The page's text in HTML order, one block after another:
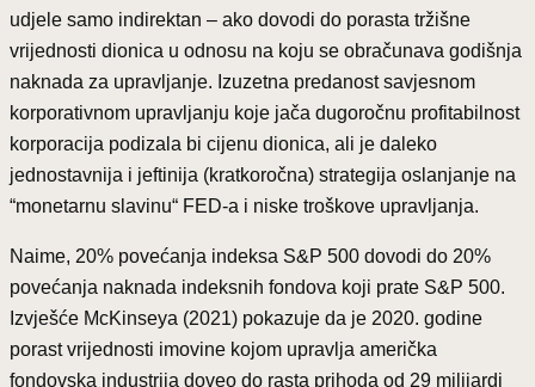
udjele samo indirektan – ako dovodi do porasta tržišne
vrijednosti dionica u odnosu na koju se obračunava godišnja
naknada za upravljanje. Izuzetna predanost savjesnom
korporativnom upravljanju koje jača dugoročnu profitabilnost
korporacija podizala bi cijenu dionica, ali je daleko
jednostavnija i jeftinija (kratkoročna) strategija oslanjanje na
“monetarnu slavinu“ FED-a i niske troškove upravljanja.
Naime, 20% povećanja indeksa S&P 500 dovodi do 20%
povećanja naknada indeksnih fondova koji prate S&P 500.
Izvješće McKinseya (2021) pokazuje da je 2020. godine
porast vrijednosti imovine kojom upravlja američka
fondovska industrija doveo do rasta prihoda od 29 milijardi